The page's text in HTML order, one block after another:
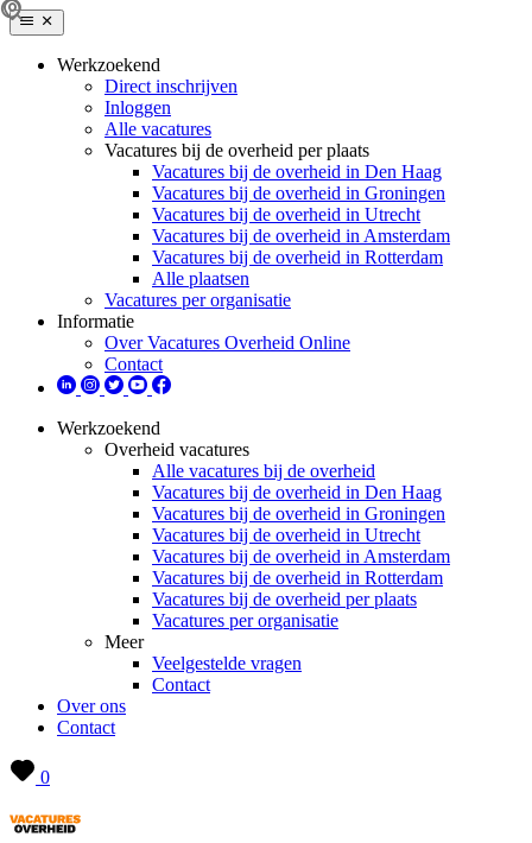
Werkzoekend
Direct inschrijven
Inloggen
Alle vacatures
Vacatures bij de overheid per plaats
Vacatures bij de overheid in Den Haag
Vacatures bij de overheid in Groningen
Vacatures bij de overheid in Utrecht
Vacatures bij de overheid in Amsterdam
Vacatures bij de overheid in Rotterdam
Alle plaatsen
Vacatures per organisatie
Informatie
Over Vacatures Overheid Online
Contact
Werkzoekend
Overheid vacatures
Alle vacatures bij de overheid
Vacatures bij de overheid in Den Haag
Vacatures bij de overheid in Groningen
Vacatures bij de overheid in Utrecht
Vacatures bij de overheid in Amsterdam
Vacatures bij de overheid in Rotterdam
Vacatures bij de overheid per plaats
Vacatures per organisatie
Meer
Veelgestelde vragen
Contact
Over ons
Contact
0